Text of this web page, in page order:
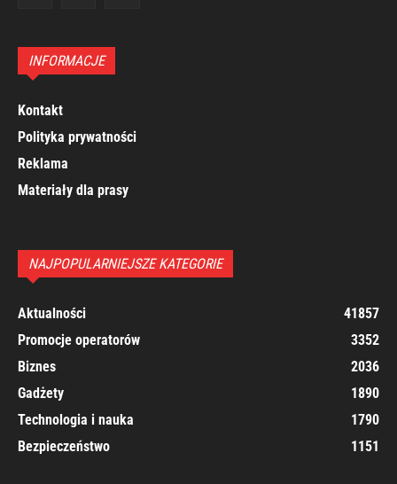
INFORMACJE
Kontakt
Polityka prywatności
Reklama
Materiały dla prasy
NAJPOPULARNIEJSZE KATEGORIE
Aktualności
41857
Promocje operatorów
3352
Biznes
2036
Gadżety
1890
Technologia i nauka
1790
Bezpieczeństwo
1151